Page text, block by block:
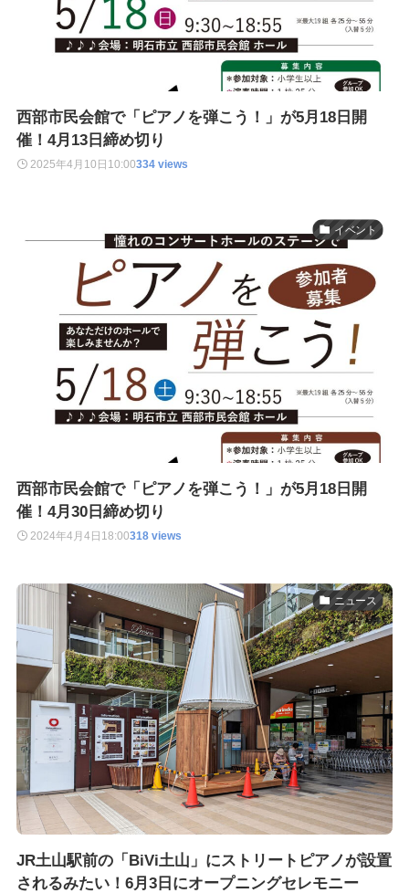
西部市民会館で「ピアノを弾こう！」が5月18日開
催！4月13日締め切り
2025年4月10日 10:00334 views
イベント
西部市民会館で「ピアノを弾こう！」が5月18日開
催！4月30日締め切り
2024年4月4日 18:00318 views
ニュース
JR土山駅前の「BiVi土山」にストリートピアノが設置
されるみたい！6月3日にオープニングセレモニー